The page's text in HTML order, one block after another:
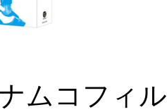
ムコフィ